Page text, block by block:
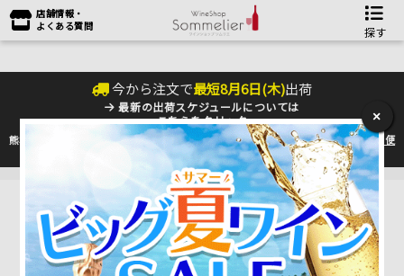
店舗情報・
よくある質問
探す
今から注文で最短8月6日(木)出荷
最新の出荷スケジュールについては
こちらをクリック
熊本地震の影響により九州への配送に遅れが生じております。最新情報は佐川急便
のHP
をご確認下さい。
×